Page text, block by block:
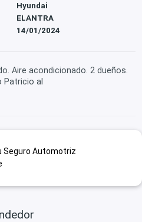
Hyundai
ELANTRA
14/01/2024
Aire acondicionado. 2 dueños.
Patricio al
Seguro Automotriz